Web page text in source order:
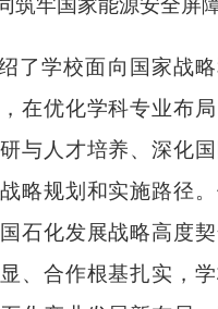
筑牢国家能源安全屏障
了学校面向国家战
在优化学科专业布
与人才培养、深化
略规划和实施路径。
石化发展战略高度
、合作根基扎实，